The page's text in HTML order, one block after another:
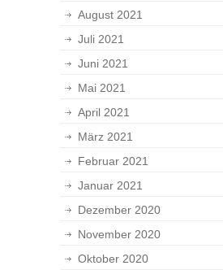
August 2021
Juli 2021
Juni 2021
Mai 2021
April 2021
März 2021
Februar 2021
Januar 2021
Dezember 2020
November 2020
Oktober 2020